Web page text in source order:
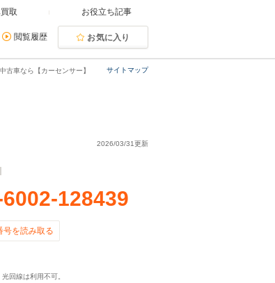
取 お役立ち記事
閲覧履歴 お気に入り
サイトマップ
古車なら【カーセンサー】
2026/03/31更新
128439
号を読み取る
回線は利用不可。